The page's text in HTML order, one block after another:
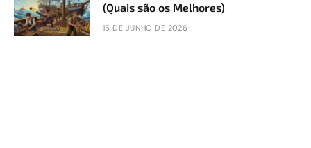
(Quais são os Melhores)
15 DE JUNHO DE 2026